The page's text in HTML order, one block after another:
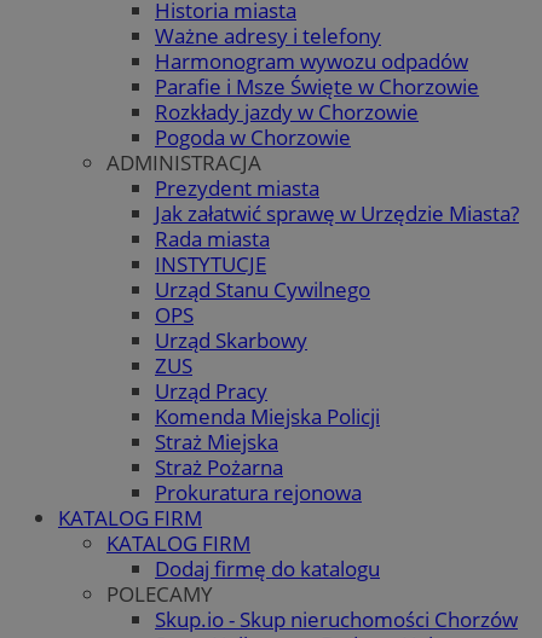
Historia miasta
Ważne adresy i telefony
Harmonogram wywozu odpadów
Parafie i Msze Święte w Chorzowie
Rozkłady jazdy w Chorzowie
Pogoda w Chorzowie
ADMINISTRACJA
Prezydent miasta
Jak załatwić sprawę w Urzędzie Miasta?
Rada miasta
INSTYTUCJE
Urząd Stanu Cywilnego
OPS
Urząd Skarbowy
ZUS
Urząd Pracy
Komenda Miejska Policji
Straż Miejska
Straż Pożarna
Prokuratura rejonowa
KATALOG FIRM
KATALOG FIRM
Dodaj firmę do katalogu
POLECAMY
Skup.io - Skup nieruchomości Chorzów